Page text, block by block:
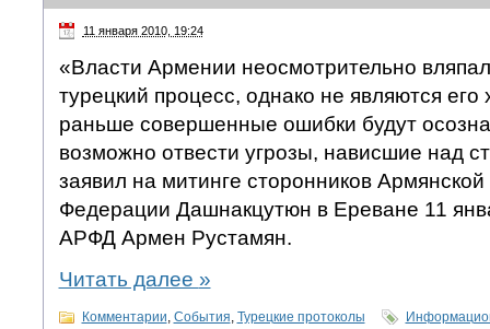
11 января 2010, 19:24
«Власти Армении неосмотрительно
турецкий процесс, однако не являются
раньше совершенные ошибки будут
возможно отвести угрозы, нависшие над
заявил на митинге сторонников
Федерации Дашнакцутюн в Ереване 11
АРФД Армен Рустамян.
Читать далее »
Комментарии, События, Турецкие протоколы